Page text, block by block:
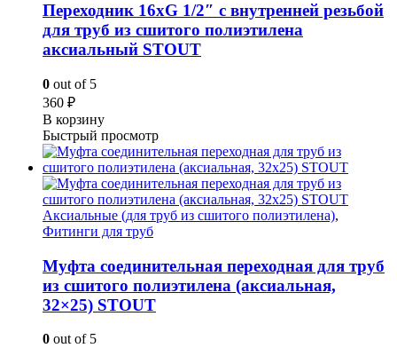
Переходник 16xG 1/2″ с внутренней резьбой
для труб из сшитого полиэтилена
аксиальный STOUT
0 out of 5
360 ₽
В корзину
Быстрый просмотр
Аксиальные (для труб из сшитого полиэтилена),
Фитинги для труб
Муфта соединительная переходная для труб
из сшитого полиэтилена (аксиальная,
32×25) STOUT
0 out of 5